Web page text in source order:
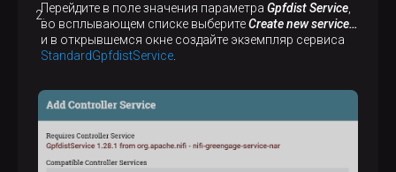
Перейдите в поле значения параметра Gpfdist Service
во всплывающем списке выберитеCreate new service…​
и в открывшемся окне создайте экземпляр сервиса
StandardGpfdistService